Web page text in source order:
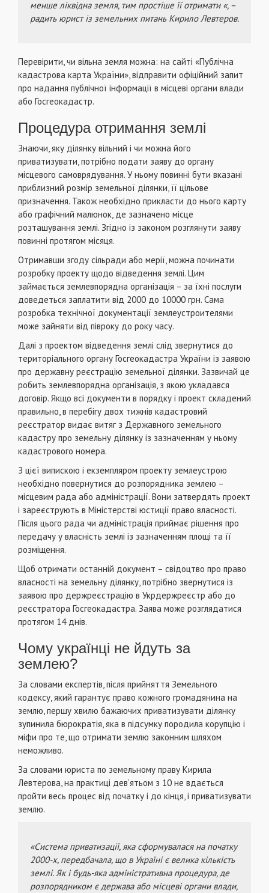
менше ліквідна земля, тим простіше її отримати «, –
радить юрист із земельних питань Кирило Левтеров.
Перевірити, чи вільна земля можна: на сайті «Публічна
кадастрова карта України», відправити офіційний запит
про надання публічної інформації в місцеві органи влади
або Госгеокадастр.
Процедура отримання землі
Знаючи, яку ділянку вільний і чи можна його
приватизувати, потрібно подати заяву до органу
місцевого самоврядування. У ньому повинні бути вказані
приблизний розмір земельної ділянки, її цільове
призначення. Також необхідно прикласти до нього карту
або графічний малюнок, де зазначено місце
розташування землі. Згідно із законом розглянути заяву
повинні протягом місяця.
Отримавши згоду сільради або мерії, можна починати
розробку проекту щодо відведення землі. Цим
займається землевпорядна організація – за їхні послуги
доведеться заплатити від 2000 до 10000 грн. Сама
розробка технічної документації землеустроителями
може зайняти від півроку до року часу.
Далі з проектом відведення землі слід звернутися до
територіального органу Госгеокадастра України із заявою
про державну реєстрацію земельної ділянки. Зазвичай це
робить землевпорядна організація, з якою укладався
договір. Якщо всі документи в порядку і проект складений
правильно, в перебігу двох тижнів кадастровий
реєстратор видає витяг з Державного земельного
кадастру про земельну ділянку із зазначенням у ньому
кадастрового номера.
З цієї випискою і екземпляром проекту землеустрою
необхідно повернутися до розпорядника землею –
місцевим рада або адміністрації. Вони затвердять проект
і зареєструють в Міністерстві юстиції право власності.
Після цього рада чи адміністрація приймає рішення про
передачу у власність землі із зазначенням площі та її
розміщення.
Щоб отримати останній документ – свідоцтво про право
власності на земельну ділянку, потрібно звернутися із
заявою про держреєстрацію в Укрдержреєстр або до
реєстратора Госгеокадастра. Заява може розглядатися
протягом 14 днів.
Чому українці не йдуть за
землею?
За словами експертів, після прийняття Земельного
кодексу, який гарантує право кожного громадянина на
землю, першу хвилю бажаючих приватизувати ділянку
зупинила бюрократія, яка в підсумку породила корупцію і
міфи про те, що отримати землю законним шляхом
неможливо.
За словами юриста по земельному праву Кирила
Левтерова, на практиці дев’ятьом з 10 не вдається
пройти весь процес від початку і до кінця, і приватизувати
землю.
«Система приватизації, яка сформувалася на початку
2000-х, передбачала, що в Україні є велика кількість
землі. Як і будь-яка адміністративна процедура, де
розпорядником є ​​держава або місцеві органи влади,